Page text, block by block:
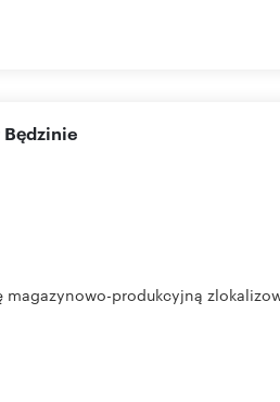
Będzinie
produkcyjną